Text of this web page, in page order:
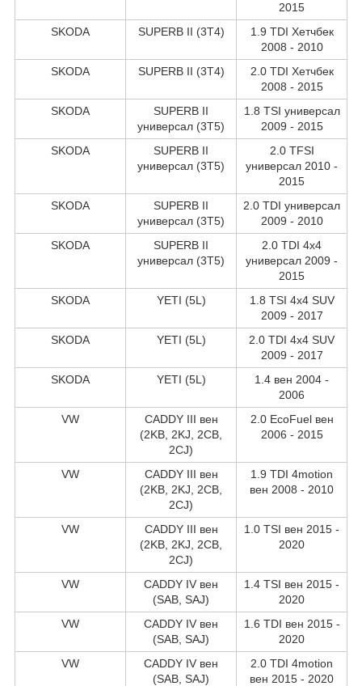
2015
SKODA
SUPERB II (3T4)
1.9 TDI Хетчбек
2008 - 2010
SKODA
SUPERB II (3T4)
2.0 TDI Хетчбек
2008 - 2015
SKODA
SUPERB II
универсал (3T5)
1.8 TSI универсал
2009 - 2015
SKODA
SUPERB II
универсал (3T5)
2.0 TFSI
универсал 2010 -
2015
SKODA
SUPERB II
универсал (3T5)
2.0 TDI универсал
2009 - 2010
SKODA
SUPERB II
универсал (3T5)
2.0 TDI 4x4
универсал 2009 -
2015
SKODA
YETI (5L)
1.8 TSI 4x4 SUV
2009 - 2017
SKODA
YETI (5L)
2.0 TDI 4x4 SUV
2009 - 2017
SKODA
YETI (5L)
1.4 вен 2004 -
2006
VW
CADDY III вен
(2KB, 2KJ, 2CB,
2CJ)
2.0 EcoFuel вен
2006 - 2015
VW
CADDY III вен
(2KB, 2KJ, 2CB,
2CJ)
1.9 TDI 4motion
вен 2008 - 2010
VW
CADDY III вен
(2KB, 2KJ, 2CB,
2CJ)
1.0 TSI вен 2015 -
2020
VW
CADDY IV вен
(SAB, SAJ)
1.4 TSI вен 2015 -
2020
VW
CADDY IV вен
(SAB, SAJ)
1.6 TDI вен 2015 -
2020
VW
CADDY IV вен
(SAB, SAJ)
2.0 TDI 4motion
вен 2015 - 2020